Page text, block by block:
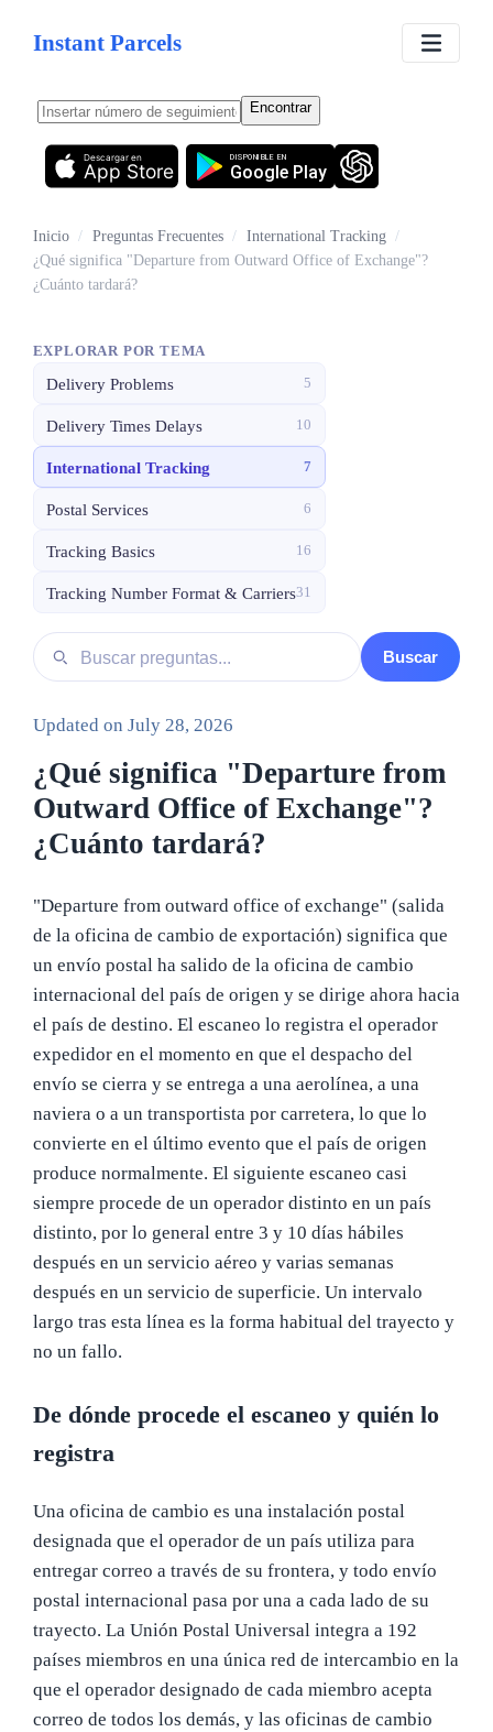
Instant Parcels
Encontrar
App Store
Descargar en
Google Play
DISPONIBLE EN
Inicio / Preguntas Frecuentes / International Tracking /
¿Qué significa "Departure from Outward Office of Exchange"?
¿Cuánto tardará?
EXPLORAR POR TEMA
Delivery Problems 5
Delivery Times Delays 10
International Tracking 7
Postal Services 6
Tracking Basics 16
Tracking Number Format & Carriers31
Buscar preguntas
Buscar
Updated on July 28, 2026
¿Qué significa "Departure from
Outward Office of Exchange"?
¿Cuánto tardará?
"Departure from outward office of exchange" (salida
de la oficina de cambio de exportación) significa que
un envío postal ha salido de la oficina de cambio
internacional del país de origen y se dirige ahora hacia
el país de destino. El escaneo lo registra el operador
expedidor en el momento en que el despacho del
envío se cierra y se entrega a una aerolínea, a una
naviera o a un transportista por carretera, lo que lo
convierte en el último evento que el país de origen
produce normalmente. El siguiente escaneo casi
siempre procede de un operador distinto en un país
distinto, por lo general entre 3 y 10 días hábiles
después en un servicio aéreo y varias semanas
después en un servicio de superficie. Un intervalo
largo tras esta línea es la forma habitual del trayecto y
no un fallo.
De dónde procede el escaneo y quién lo
registra
Una oficina de cambio es una instalación postal
designada que el operador de un país utiliza para
entregar correo a través de su frontera, y todo envío
postal internacional pasa por una a cada lado de su
trayecto. La Unión Postal Universal integra a 192
países miembros en una única red de intercambio en la
que el operador designado de cada miembro acepta
correo de todos los demás, y las oficinas de cambio